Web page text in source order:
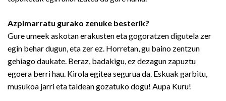
Azpimarratu gurako zenuke besterik?
Gure umeek askotan erakusten eta gogoratzen digutela zer
egin behar dugun, eta zer ez. Horretan, gu baino zentzun
gehiago daukate. Beraz, badakigu, ez dezagun zapuztu
egoera berri hau. Kirola egitea segurua da. Eskuak garbitu,
musukoa jarri eta taldean gozatuko dogu! Aupa Kuru!